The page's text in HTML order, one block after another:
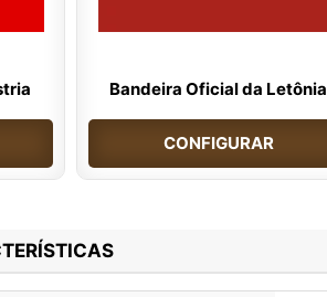
Bandeira Oficial da Letônia
CONFIGURAR